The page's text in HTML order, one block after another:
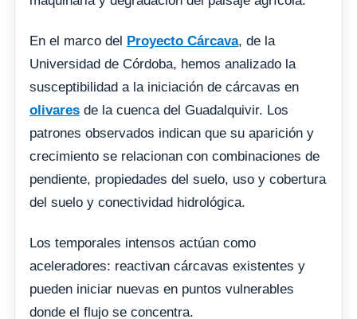
En el marco del Proyecto Cárcava, de la
Universidad de Córdoba, hemos analizado la
susceptibilidad a la iniciación de cárcavas en
olivares de la cuenca del Guadalquivir. Los
patrones observados indican que su aparición y
crecimiento se relacionan con combinaciones de
pendiente, propiedades del suelo, uso y cobertura
del suelo y conectividad hidrológica.
Los temporales intensos actúan como
aceleradores: reactivan cárcavas existentes y
pueden iniciar nuevas en puntos vulnerables
donde el flujo se concentra.